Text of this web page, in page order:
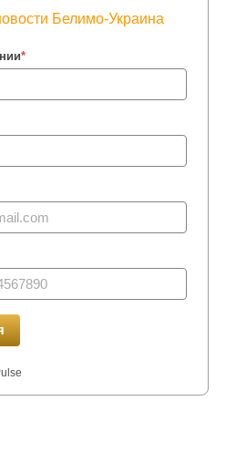
Белимо-Украина
*